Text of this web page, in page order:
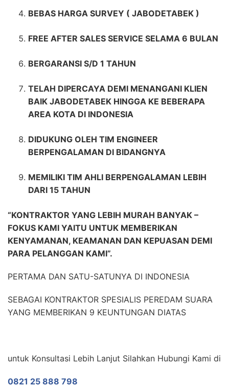
BEBAS HARGA SURVEY ( JABODETABEK )
FREE AFTER SALES SERVICE SELAMA 6 BULAN
BERGARANSI S/D 1 TAHUN
TELAH DIPERCAYA DEMI MENANGANI KLIEN
BAIK JABODETABEK HINGGA KE BEBERAPA
AREA KOTA DI INDONESIA
DIDUKUNG OLEH TIM ENGINEER
BERPENGALAMAN DI BIDANGNYA
MEMILIKI TIM AHLI BERPENGALAMAN LEBIH
DARI 15 TAHUN
“KONTRAKTOR YANG LEBIH MURAH BANYAK –
FOKUS KAMI YAITU UNTUK MEMBERIKAN
KENYAMANAN, KEAMANAN DAN KEPUASAN DEMI
PARA PELANGGAN KAMI”.
PERTAMA DAN SATU-SATUNYA DI INDONESIA
SEBAGAI KONTRAKTOR SPESIALIS PEREDAM SUARA
YANG MEMBERIKAN 9 KEUNTUNGAN DIATAS
untuk Konsultasi Lebih Lanjut Silahkan Hubungi Kami di
0821 25 888 798